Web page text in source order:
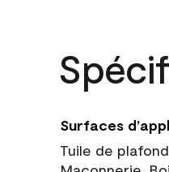
Surfaces
Tuile de